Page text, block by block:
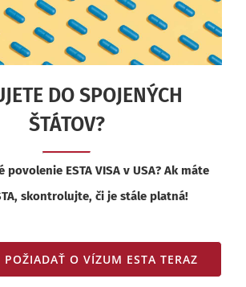
DO SPOJENÝCH
ŠTÁTOV?
povolenie ESTA VISA v USA? Ak máte
skontrolujte, či je stále platná!
POŽIADAŤ O VÍZUM ESTA TERAZ